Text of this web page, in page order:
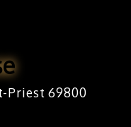
Priest 69800